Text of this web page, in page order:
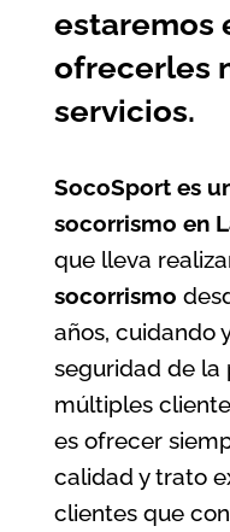
estaremos
ofrecerles
servicios.
SocoSport es
socorrismo en
que lleva
socorrismo
años, cuidando
seguridad de la
múltiples
es ofrecer
calidad y trato
clientes que